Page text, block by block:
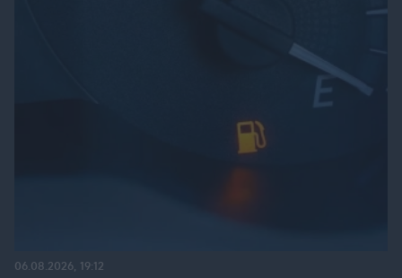
06.08.2026, 19:12